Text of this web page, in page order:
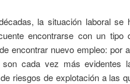
la situación laboral se
encontrarse con un tipo
encontrar nuevo empleo: por
son cada vez más evidentes
riesgos de explotación a las